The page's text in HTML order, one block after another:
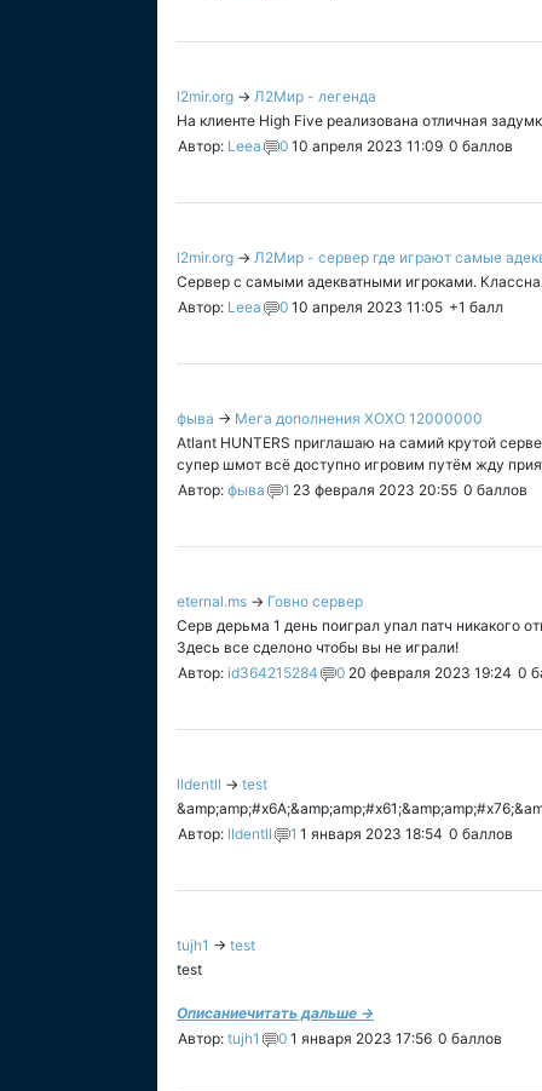
l2mir.org → Л2Мир - легенда
На клиенте High Five реализована отличная
Автор: Leea 0 10 апреля 2023 11:09 0 баллов
l2mir.org → Л2Мир - сервер где играют самые
Сервер с самыми адекватными игроками.
Автор: Leea 0 10 апреля 2023 11:05 +1 балл
фыва → Мега дополнения XOXO 12000000
Atlant HUNTERS приглашаю на самий крутой
супер шмот всё доступно игровим путём жду
Автор: фыва 1 23 февраля 2023 20:55 0 баллов
eternal.ms → Говно сервер
Серв дерьма 1 день поиграл упал патч никакого
Здесь все сделоно чтобы вы не играли!
Автор: id364215284 0 20 февраля 2023 19:24 0
lldentll → test
Автор: lldentll 1 1 января 2023 18:54 0 баллов
tujh1 → test
test
Описаниечитать дальше →
Автор: tujh1 0 1 января 2023 17:56 0 баллов